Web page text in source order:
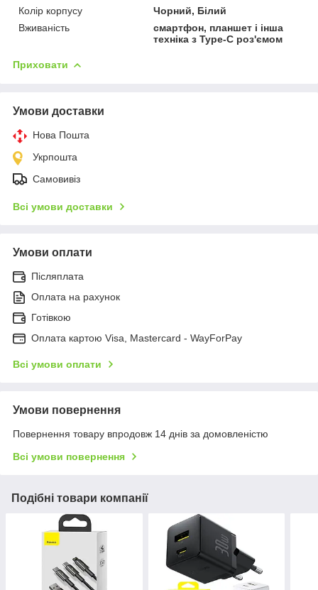
Колір корпусу
Чорний, Білий
Вживаність
смартфон, планшет і інша
техніка з Type-C роз'ємом
Приховати
Умови доставки
Нова Пошта
Укрпошта
Самовивіз
Всі умови доставки
Умови оплати
Післяплата
Оплата на рахунок
Готівкою
Оплата картою Visa, Mastercard - WayForPay
Всі умови оплати
Умови повернення
Повернення товару впродовж 14 днів за домовленістю
Всі умови повернення
Подібні товари компанії